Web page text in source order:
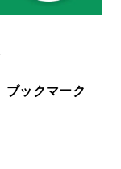
ブックマーク